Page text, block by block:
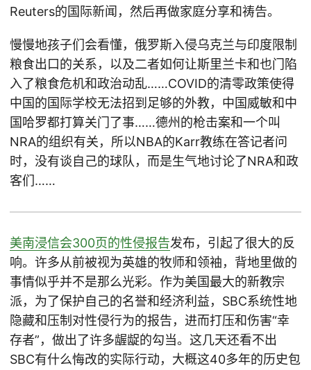
Reuters的国际新闻，然后再做家庭分享和祷告。
慢慢地孩子们会看懂，俄罗斯入侵乌克兰与印度限制
粮食出口的关系，以及二者如何让斯里兰卡和也门陷
入了粮食危机和政治动乱……COVID的清零政策使得
中国的国际学校无法招到足够的外教，中国威敏和中
国哈罗都打算关门了事……德州的枪击案和一个叫
NRA的组织有关，所以NBA的Karr教练在答记者问
时，没有谈自己的球队，而是生气地讨论了NRA和政
客们……
美南浸信会300页的性侵报告发布，引起了很大的反
响。许多从前被视为英雄的牧师和领袖，背地里做的
事情似乎并不是那么光彩。作为美国最大的新教宗
派，为了保护自己的名誉和经济利益，SBC系统性地
隐藏和压制对性侵行为的报告，进而打压和伤害“幸
存者”，做出了许多龌龊的勾当。这几天还看不出
SBC有什么悔改的实际行动，大概这40多年的历史包